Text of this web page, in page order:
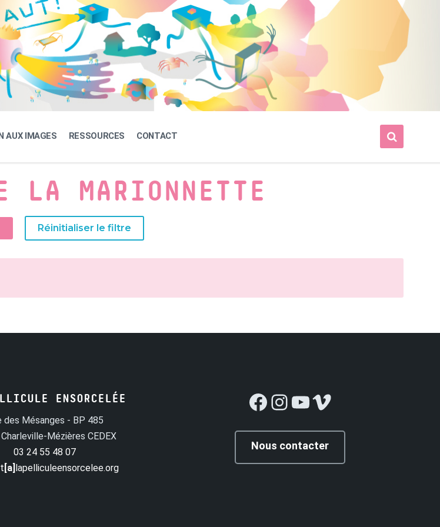
AUX IMAGES RESSOURCES CONTACT
LA MARIONNETTE
Réinitialiser le filtre
ENSORCELÉE
des Mésanges - BP 485
Mézières CEDEX
03 24 55 48 07
[a] lapelliculeensorcelee.org
Facebook
Instagram
YouTube
Vimeo
Nous contacter